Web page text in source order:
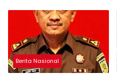
Berita Nasional